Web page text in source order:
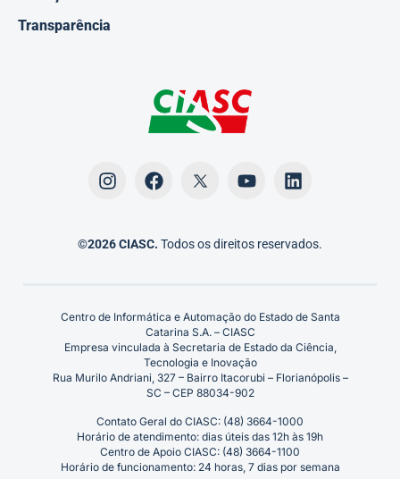
Transparência
©2026 CIASC. Todos os direitos reservados.
Centro de Informática e Automação do Estado de Santa
Catarina S.A. – CIASC
Empresa vinculada à Secretaria de Estado da Ciência,
Tecnologia e Inovação
Rua Murilo Andriani, 327 – Bairro Itacorubi – Florianópolis –
SC – CEP 88034-902
Contato Geral do CIASC: (48) 3664-1000
Horário de atendimento: dias úteis das 12h às 19h
Centro de Apoio CIASC: (48) 3664-1100
Horário de funcionamento: 24 horas, 7 dias por semana